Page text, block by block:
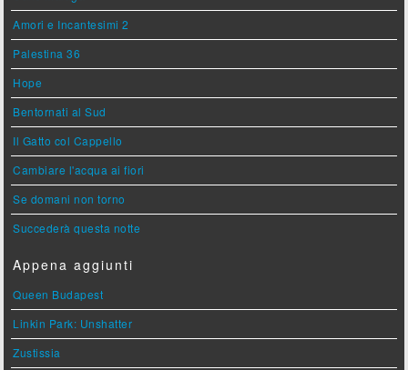
Amori e Incantesimi 2
Palestina 36
Hope
Bentornati al Sud
Il Gatto col Cappello
Cambiare l'acqua ai fiori
Se domani non torno
Succederà questa notte
Appena aggiunti
Queen Budapest
Linkin Park: Unshatter
Zustissia